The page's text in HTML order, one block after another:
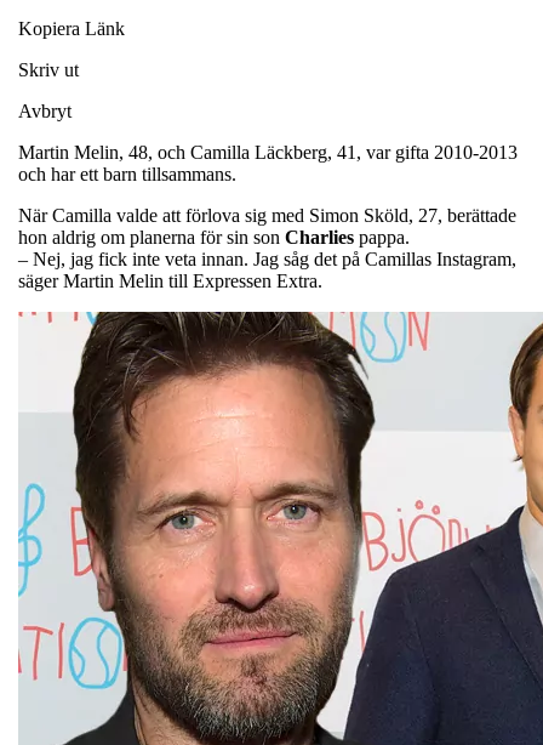
Kopiera Länk
Skriv ut
Avbryt
Martin Melin, 48, och Camilla Läckberg, 41, var gifta 2010-2013
och har ett barn tillsammans.
När Camilla valde att förlova sig med Simon Sköld, 27, berättade
hon aldrig om planerna för sin son Charlies pappa.
– Nej, jag fick inte veta innan. Jag såg det på Camillas Instagram,
säger Martin Melin till Expressen Extra.